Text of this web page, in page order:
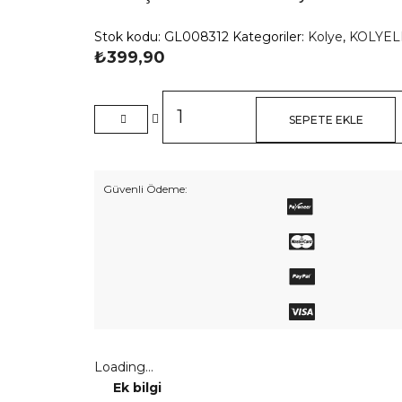
Stok kodu: GL008312 Kategoriler: Kolye,
₺399,90
Renk
İri
SEPETE EKLE
Güvenli Ödeme:
Loading...
Ek bilgi